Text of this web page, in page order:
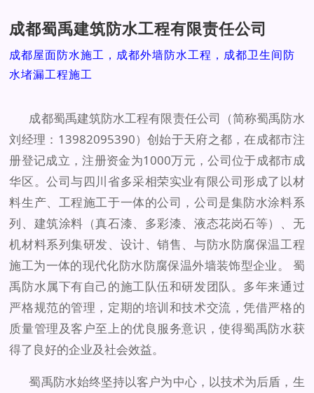
成都蜀禹建筑防水工程有限责任公司
成都屋面防水施工，成都外墙防水工程，成都卫生间防
水堵漏工程施工
成都蜀禹建筑防水工程有限责任公司（简称蜀禹防水
刘经理：13982095390）创始于天府之都，在成都市注
册登记成立，注册资金为1000万元，公司位于成都市成
华区。公司与四川省多采相荣实业有限公司形成了以材
料生产、工程施工于一体的公司，公司是集防水涂料系
列、建筑涂料（真石漆、多彩漆、液态花岗石等）、无
机材料系列集研发、设计、销售、与防水防腐保温工程
施工为一体的现代化防水防腐保温外墙装饰型企业。 蜀
禹防水属下有自己的施工队伍和研发团队。多年来通过
严格规范的管理，定期的培训和技术交流，凭借严格的
质量管理及客户至上的优良服务意识，使得蜀禹防水获
得了良好的企业及社会效益。
蜀禹防水始终坚持以客户为中心，以技术为后盾，生